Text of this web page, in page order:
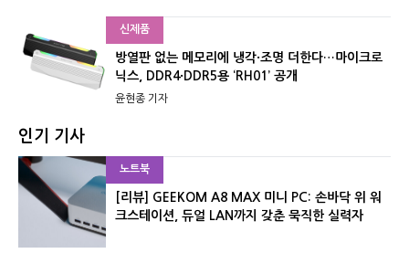
신제품
방열판 없는 메모리에 냉각·조명 더한다…마이크로
닉스, DDR4·DDR5용 ‘RH01’ 공개
윤현종 기자
인기 기사
노트북
[리뷰] GEEKOM A8 MAX 미니 PC: 손바닥 위 워
크스테이션, 듀얼 LAN까지 갖춘 묵직한 실력자